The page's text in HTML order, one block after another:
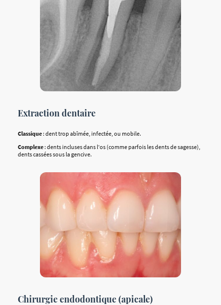
Extraction dentaire
Classique : dent trop abîmée, infectée, ou mobile.
Complexe : dents incluses dans l'os (comme parfois les dents de sagesse),
dents cassées sous la gencive.
Chirurgie endodontique (apicale)